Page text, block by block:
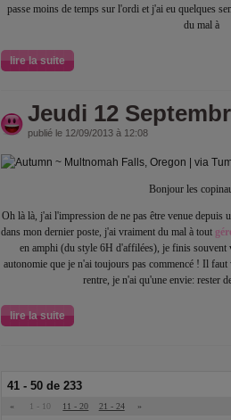
passe moins de temps sur l'ordi et j'ai eu quelques
du mal à
lire la suite
Jeudi 12
publié le 12/09/2013 à 12:08
Bonjour les
Oh là là, j'ai l'impression de ne pas être venue depuis
dans mon dernier poste, j'ai vraiment du mal à tout
en amphi (du style 6H d'affilées), je finis souvent
autonomie que je n'ai toujours pas commencé ! Il
rentre, je n'ai qu'une envie: rester
lire la suite
41 - 50 de 233
« 1 - 10 11 - 20 21 - 24 »